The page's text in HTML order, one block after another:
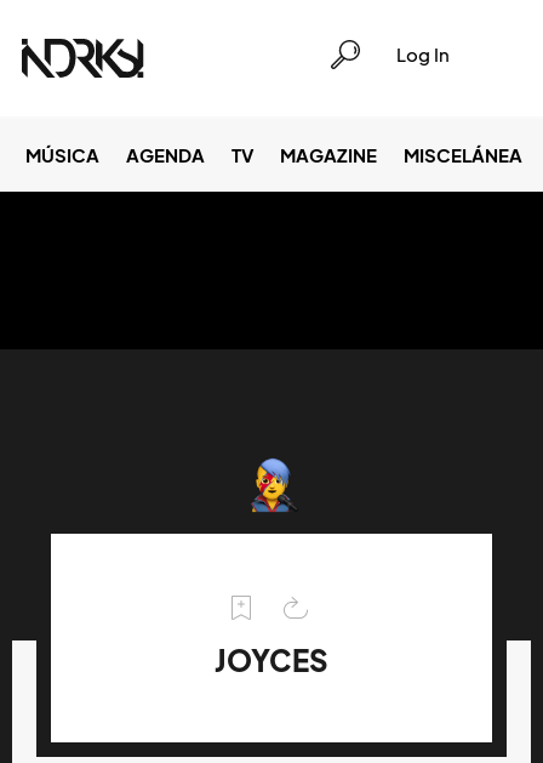
Log In
MÚSICA AGENDA TV MAGAZINE MISCELÁNEA
JOYCES